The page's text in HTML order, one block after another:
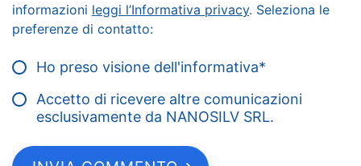
informazioni leggi l’Informativa privacy. Seleziona le
preferenze di contatto:
Ho preso visione dell'informativa*
Accetto di ricevere altre comunicazioni
esclusivamente da NANOSILV SRL.